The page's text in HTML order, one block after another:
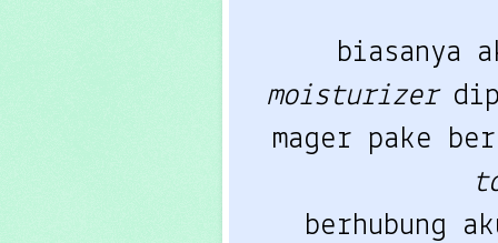
biasanya
moisturizer
mager pake
berhubung